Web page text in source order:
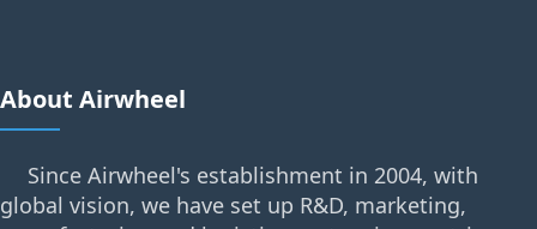
About Airwheel
Since Airwheel's establishment in 2004, with
global vision, we have set up R&D, marketing,